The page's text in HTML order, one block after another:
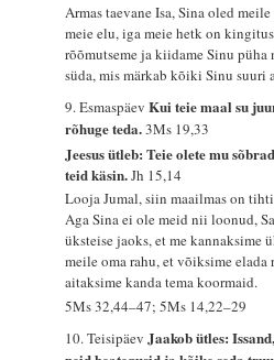
Armas taevane Isa, Sina oled
meie elu, iga meie hetk on
rõõmutseme ja kiidame Sinu
süda, mis märkab kõiki Sinu suuri
9. EsmaspäevKui teie maal su
rõhuge teda.3Ms 19,33
Jeesus ütleb: Teie olete mu
teid käsin.Jh 15,14
Looja Jumal, siin maailmas on
Aga Sina ei ole meid nii loonud,
üksteise jaoks, et me kannaksime
meile oma rahu, et võiksime elada
aitaksime kanda tema koormaid.
5Ms 32,44–47; 5Ms 14,22–29
10. TeisipäevJaakob ütles: